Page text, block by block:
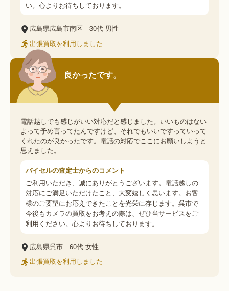
い。心よりお待ちしております。
広島県広島市南区 30代 男性
出張買取を利用しました
良かったです。
電話越しでも感じがいい対応だと感じました。いいものはない
よって予め言ってたんですけど、それでもいいですっていって
くれたのが良かったです。電話の対応でここにお願いしようと
思えました。
バイセルの査定士からのコメント
ご利用いただき、誠にありがとうございます。電話越しの
対応にご満足いただけたこと、大変嬉しく思います。お客
様のご要望にお応えできたことを光栄に存じます。呉市で
今後もカメラの買取をお考えの際は、ぜひ当サービスをご
利用ください。心よりお待ちしております。
広島県呉市 60代 女性
出張買取を利用しました